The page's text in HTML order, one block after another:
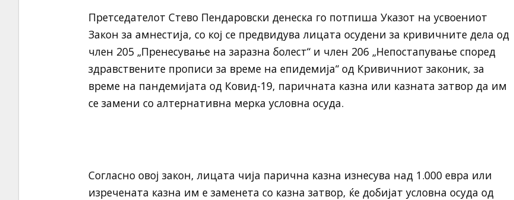
Претседателот Стево Пендаровски денеска го потпиша Указот на усвоениот
Закон за амнестија, со кој се предвидува лицата осудени за кривичните дела од
член 205 „Пренесување на заразна болест“ и член 206 „Непостапување според
здравствените прописи за време на епидемија“ од Кривичниот законик, за
време на пандемијата од Ковид-19, паричната казна или казната затвор да им
се замени со алтернативна мерка условна осуда.
Согласно овој закон, лицата чија парична казна изнесува над 1.000 евра или
изречената казна им е заменета со казна затвор, ќе добијат условна осуда од